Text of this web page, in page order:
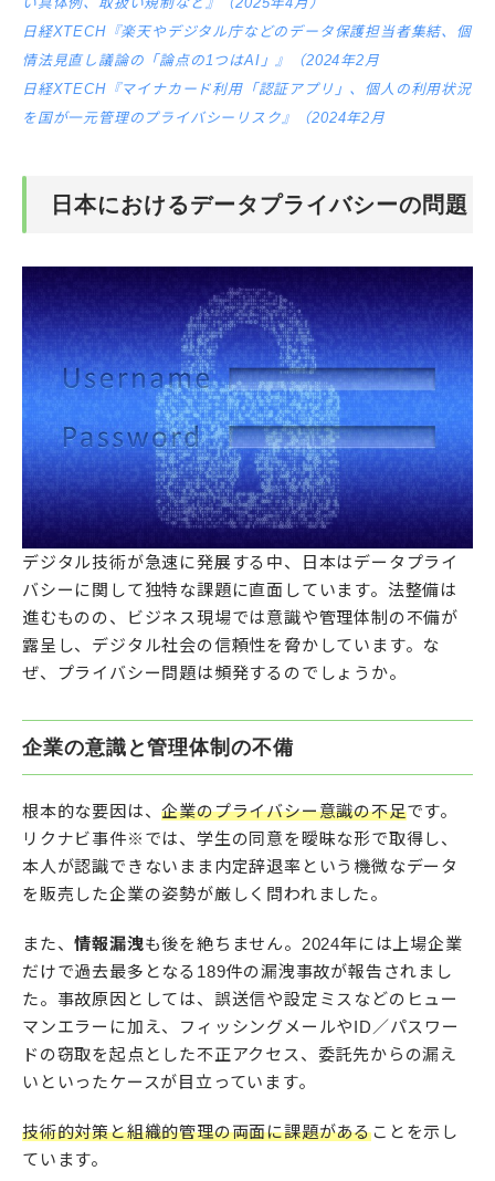
日経XTECH『楽天やデジタル庁などのデータ保護担当者集結、個
情法見直し議論の「論点の1つはAI」』（2024年2月
日経XTECH『マイナカード利用「認証アプリ」、個人の利用状況
を国が一元管理のプライバシーリスク』（2024年2月
日本におけるデータプライバシーの問題
デジタル技術が急速に発展する中、日本はデータプライ
バシーに関して独特な課題に直面しています。法整備は
進むものの、ビジネス現場では意識や管理体制の不備が
露呈し、デジタル社会の信頼性を脅かしています。な
ぜ、プライバシー問題は頻発するのでしょうか。
企業の意識と管理体制の不備
根本的な要因は、企業のプライバシー意識の不足です。
リクナビ事件※では、学生の同意を曖昧な形で取得し、
本人が認識できないまま内定辞退率という機微なデータ
を販売した企業の姿勢が厳しく問われました。
また、情報漏洩も後を絶ちません。2024年には上場企業
だけで過去最多となる189件の漏洩事故が報告されまし
た。事故原因としては、誤送信や設定ミスなどのヒュー
マンエラーに加え、フィッシングメールやID／パスワー
ドの窃取を起点とした不正アクセス、委託先からの漏え
いといったケースが目立っています。
技術的対策と組織的管理の両面に課題があることを示し
ています。